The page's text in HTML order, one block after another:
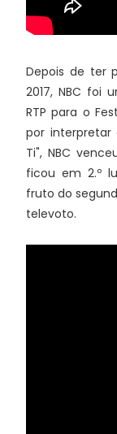
Depois de ter
2017, NBC foi
RTP para o
por interpretar
Ti", NBC
ficou em 2.º
fruto do
televoto.